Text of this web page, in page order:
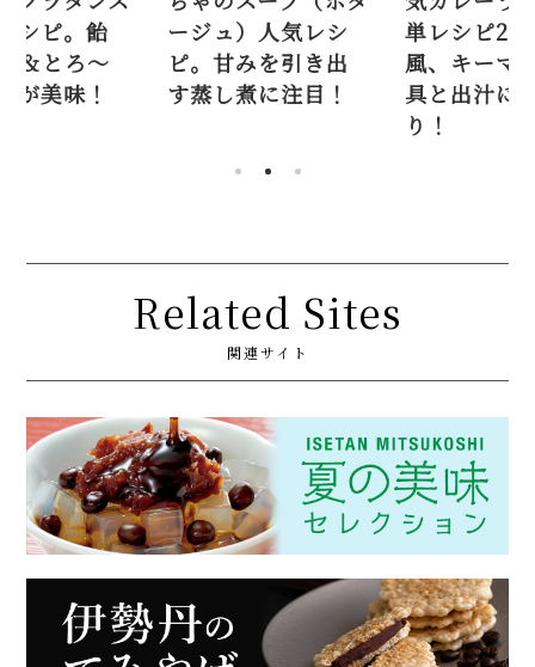
）人気レシ
みを引き出
煮に注目！
単レシピ2品（京都
風、キーマ風）。
具と出汁に技あ
ープのレ
色玉ねぎ
りチーズ
Related Sites
関連サイト